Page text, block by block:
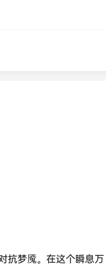
抗梦魇。在这个瞬息万